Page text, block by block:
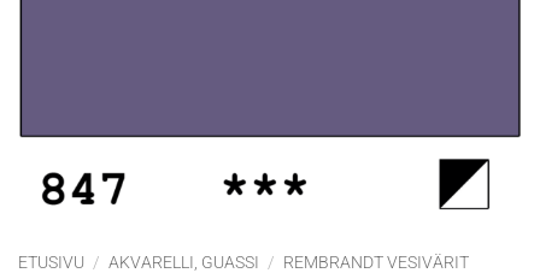
ETUSIVU / AKVARELLI, GUASSI / REMBRANDT VESIVÄRIT